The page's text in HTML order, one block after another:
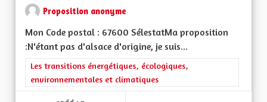
Proposition anonyme
Mon Code postal : 67600 SélestatMa proposition
:N'étant pas d'alsace d'origine, je suis...
Filtrer les résultats de la catégorie : Les transitions
Les transitions énergétiques, écologiques,
environnementales et climatiques